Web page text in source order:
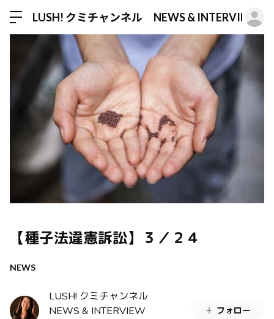
LUSH! クミチャンネル NEWS & INTERVIEW
【種子法違憲訴訟】３／２４
NEWS
LUSH! クミチャンネル
NEWS & INTERVIEW
フォロー